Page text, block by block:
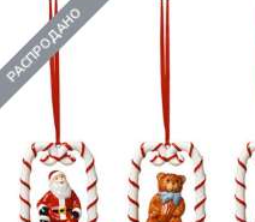
РАСПРОДАНО